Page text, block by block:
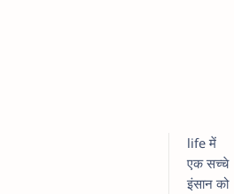
life में
एक सच्चे
इंसान को